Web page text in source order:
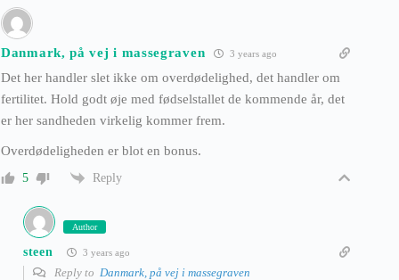
Danmark, på vej i massegraven 3 years ago
Det her handler slet ikke om overdødelighed, det handler om
fertilitet. Hold godt øje med fødselstallet de kommende år, det
er her sandheden virkelig kommer frem.
Overdødeligheden er blot en bonus.
5 Reply
Author
steen 3 years ago
Reply to Danmark, på vej i massegraven